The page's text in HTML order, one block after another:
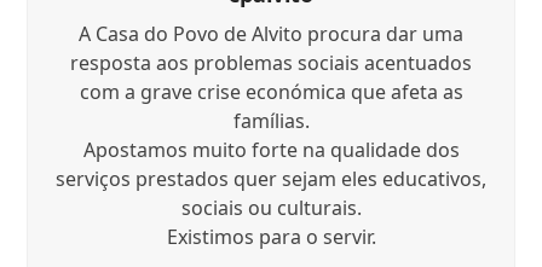
A Casa do Povo de Alvito procura dar uma
resposta aos problemas sociais acentuados
com a grave crise económica que afeta as
famílias.
Apostamos muito forte na qualidade dos
serviços prestados quer sejam eles educativos,
sociais ou culturais.
Existimos para o servir.